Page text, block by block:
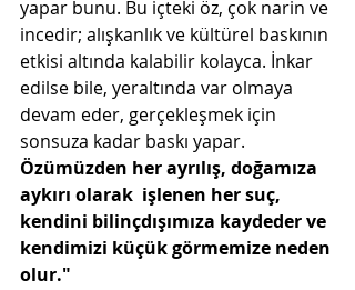
yapar bunu. Bu içteki öz, çok narin ve
incedir; alışkanlık ve kültürel baskının
etkisi altında kalabilir kolayca. İnkar
edilse bile, yeraltında var olmaya
devam eder, gerçekleşmek için
sonsuza kadar baskı yapar.
Özümüzden her ayrılış, doğamıza
aykırı olarak  işlenen her suç,
kendini bilinçdışımıza kaydeder ve
kendimizi küçük görmemize neden
olur."